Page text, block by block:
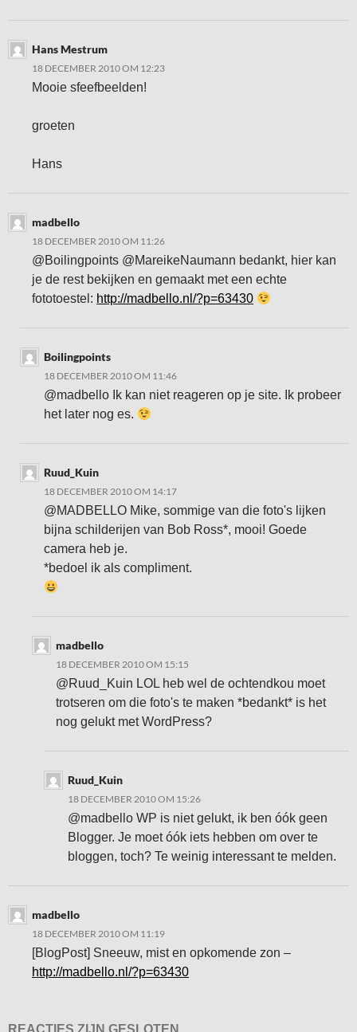
Hans Mestrum
18 DECEMBER 2010 OM 12:23
Mooie sfeefbeelden!
groeten
Hans
madbello
18 DECEMBER 2010 OM 11:26
@Boilingpoints @MareikeNaumann bedankt, hier kan
je de rest bekijken en gemaakt met een echte
fototoestel: http://madbello.nl/?p=63430
Boilingpoints
18 DECEMBER 2010 OM 11:46
@madbello Ik kan niet reageren op je site. Ik probeer
het later nog es.
Ruud_Kuin
18 DECEMBER 2010 OM 14:17
@MADBELLO Mike, sommige van die foto's lijken
bijna schilderijen van Bob Ross*, mooi! Goede
camera heb je.
*bedoel ik als compliment.
madbello
18 DECEMBER 2010 OM 15:15
@Ruud_Kuin LOL heb wel de ochtendkou moet
trotseren om die foto's te maken *bedankt* is het
nog gelukt met WordPress?
Ruud_Kuin
18 DECEMBER 2010 OM 15:26
@madbello WP is niet gelukt, ik ben óók geen
Blogger. Je moet óók iets hebben om over te
bloggen, toch? Te weinig interessant te melden.
madbello
18 DECEMBER 2010 OM 11:19
[BlogPost] Sneeuw, mist en opkomende zon –
http://madbello.nl/?p=63430